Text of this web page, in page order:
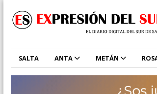
SALTA ANTA METÁN